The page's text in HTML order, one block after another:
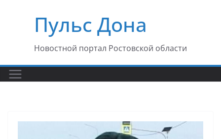
содержимомуПульс Дона
Новостной портал Ростовской области